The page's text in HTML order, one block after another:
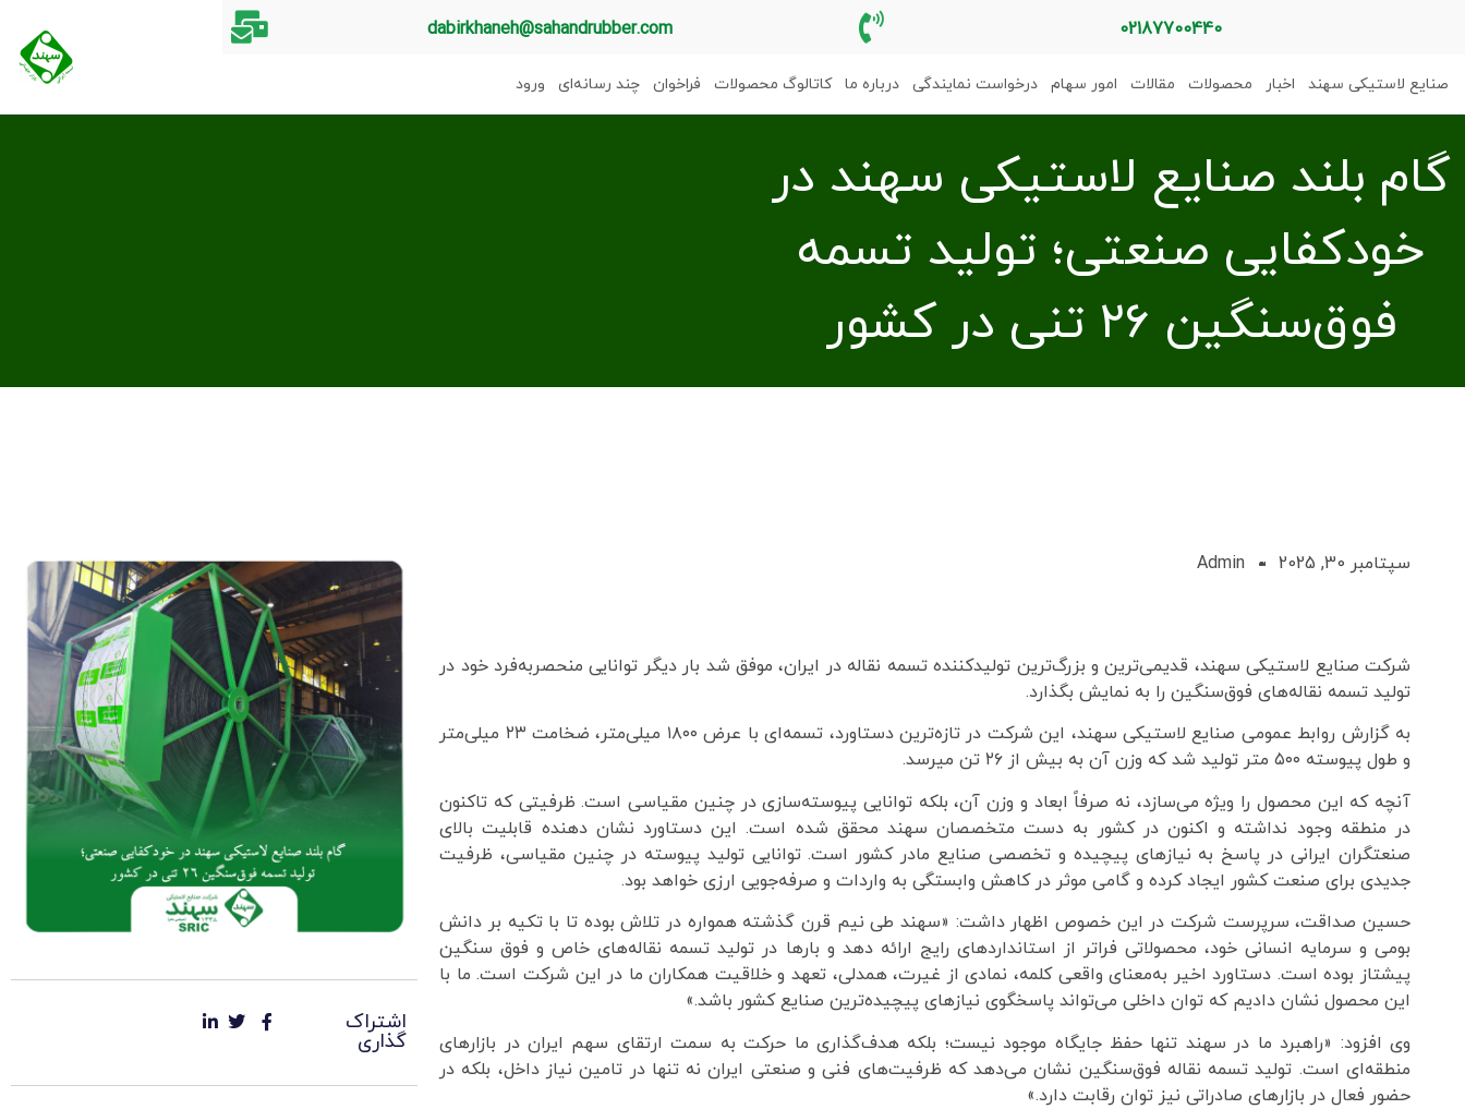
02187700440
dabirkhaneh@sahandrubber.com
صنایع لاستیکی سهند اخبار محصولات مقالات امور سهام درخواست نمایندگی درباره ما کاتالوگ محصولات فراخوان چند رسانه‌ای ورود
گام بلند صنایع لاستیکی سهند در
خودکفایی صنعتی؛ تولید تسمه
فوق‌سنگین ۲۶ تنی در کشور
سپتامبر 30, 2025 Admin
شرکت صنایع لاستیکی سهند، قدیمی‌ترین و بزرگ‌ترین تولیدکننده تسمه نقاله در ایران، موفق شد بار دیگر توانایی منحصربه‌فرد خود در
تولید تسمه‌ نقاله‌های فوق‌سنگین را به نمایش بگذارد.
به گزارش روابط عمومی صنایع لاستیکی سهند، این شرکت در تازه‌ترین دستاورد، تسمه‌ای با عرض ۱۸۰۰ میلی‌متر، ضخامت ۲۳ میلی‌متر
و طول پیوسته ۵۰۰ متر تولید شد که وزن آن به بیش از ۲۶ تن میرسد.
آنچه که این محصول را ویژه می‌سازد، نه صرفاً ابعاد و وزن آن، بلکه توانایی پیوسته‌سازی در چنین مقیاسی است. ظرفیتی که تاکنون
در منطقه وجود نداشته و اکنون در کشور به دست متخصصان سهند محقق شده است. این دستاورد نشان دهنده قابلیت بالای
صنعتگران ایرانی در پاسخ به نیازهای پیچیده و تخصصی صنایع مادر کشور است. توانایی تولید پیوسته در چنین مقیاسی، ظرفیت
جدیدی برای صنعت کشور ایجاد کرده و گامی موثر در کاهش وابستگی به واردات و صرفه‌جویی ارزی خواهد بود.
حسین صداقت، سرپرست شرکت در این خصوص اظهار داشت: «سهند طی نیم قرن گذشته همواره در تلاش بوده تا با تکیه بر دانش
بومی و سرمایه انسانی خود، محصولاتی فراتر از استانداردهای رایج ارائه دهد و بارها در تولید تسمه‌ نقاله‌های خاص و فوق سنگین
پیشتاز بوده است. دستاورد اخیر به‌معنای واقعی کلمه، نمادی از غیرت، همدلی، تعهد و خلاقیت همکاران ما در این شرکت است. ما با
این محصول نشان دادیم که توان داخلی می‌تواند پاسخگوی نیازهای پیچیده‌ترین صنایع کشور باشد.»
وی افزود: «راهبرد ما در سهند تنها حفظ جایگاه موجود نیست؛ بلکه هدف‌گذاری ما حرکت به سمت ارتقای سهم ایران در بازارهای
منطقه‌ای است. تولید تسمه نقاله فوق‌سنگین نشان می‌دهد که ظرفیت‌های فنی و صنعتی ایران نه تنها در تامین نیاز داخل، بلکه در
حضور فعال در بازارهای صادراتی نیز توان رقابت دارد.»
اشتراک
گذاری